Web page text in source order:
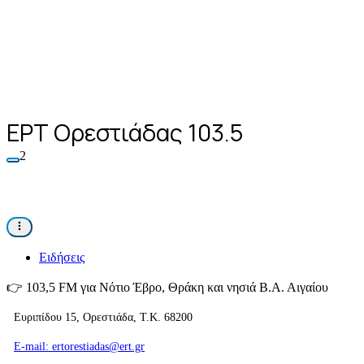
ΕΡΤ Ορεστιάδας 103.5
2
Ειδήσεις
👉 103,5 FM για Νότιο Έβρο, Θράκη και νησιά Β.Α. Αιγαίου
Ευριπίδου 15, Ορεστιάδα, Τ.Κ. 68200
E-mail: ertorestiadas@ert.gr